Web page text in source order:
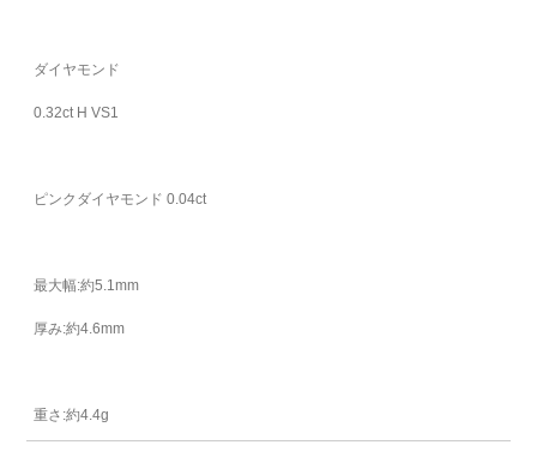
ダイヤモンド
0.32ct H VS1
ピンクダイヤモンド 0.04ct
最大幅:約5.1mm
厚み:約4.6mm
重さ:約4.4g